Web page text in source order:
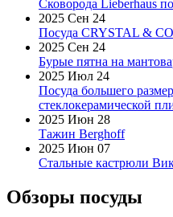
Сковорода Lieberhaus
2025 Сен 24
Посуда CRYSTAL &
2025 Сен 24
Бурые пятна на
2025 Июл 24
Посуда большего
стеклокерамической
2025 Июн 28
Тажин Berghoff
2025 Июн 07
Стальные кастрюли
Обзоры посуды